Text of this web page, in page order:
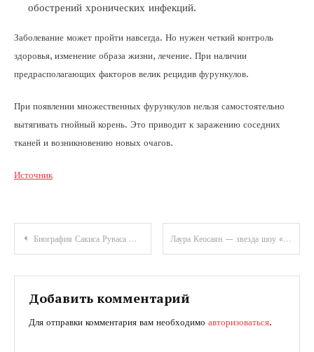
обострений хронических инфекций.
Заболевание может пройти навсегда. Но нужен четкий контроль
здоровья, изменение образа жизни, лечение. При наличии
предрасполагающих факторов велик рецидив фурункулов.
При появлении множественных фурункулов нельзя самостоятельно
вытягивать гнойный корень. Это приводит к заражению соседних
тканей и возникновению новых очагов.
Источник
Навигация
по
записям
Биография Сакиса Руваса — личная жизнь, жена, дети. Главные моменты в жизни и карьере греческого певца Лаура Кеосаян — звезда шоу «Холостяк» и успешная профессиональная визажистка, погрузитесь в интригующую и захватывающую историю ее биографии и узнайте все о ее увлекательной личной жизни!
Добавить комментарий
Для отправки комментария вам необходимо авторизоваться.